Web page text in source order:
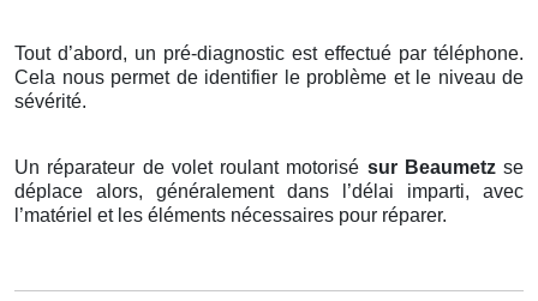
Tout d’abord, un pré-diagnostic est effectué par téléphone.
Cela nous permet de identifier le problème et le niveau de
sévérité.
Un réparateur de volet roulant motorisé sur Beaumetz se
déplace alors, généralement dans l’délai imparti, avec
l’matériel et les éléments nécessaires pour réparer.